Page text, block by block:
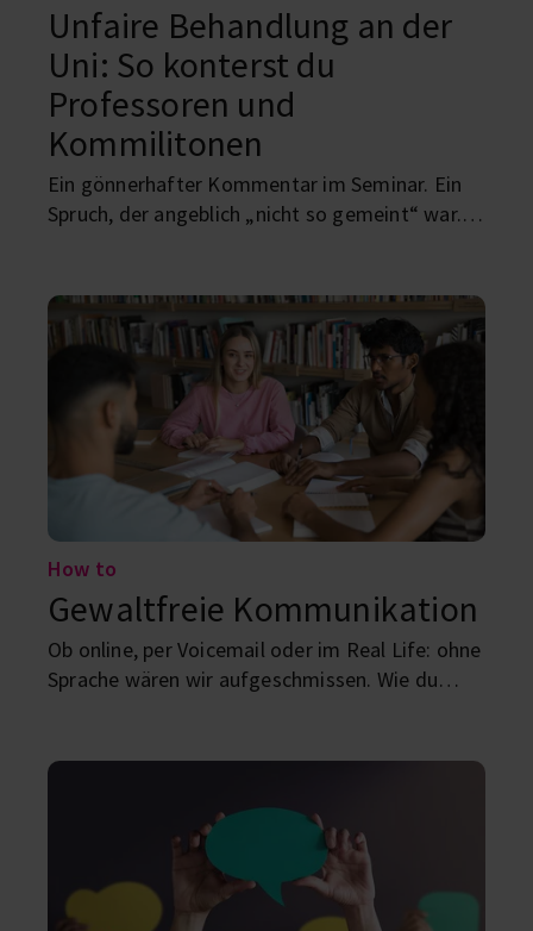
Unfaire Behandlung an der
Uni: So konterst du
Professoren und
Kommilitonen
Ein gönnerhafter Kommentar im Seminar. Ein
Spruch, der angeblich „nicht so gemeint“ war.
unangenehm – oder komplett unfair? Genau
das macht den Uni-Alltag manchmal so nervig:
Man soll ruhig bleiben, höflich bleiben, weiter
funktionieren. Nur hilft dir das wenig, wenn dich
jemand regelmäßig kleinmacht.
How to
Gewaltfreie Kommunikation
Ob online, per Voicemail oder im Real Life: ohne
Sprache wären wir aufgeschmissen. Wie du